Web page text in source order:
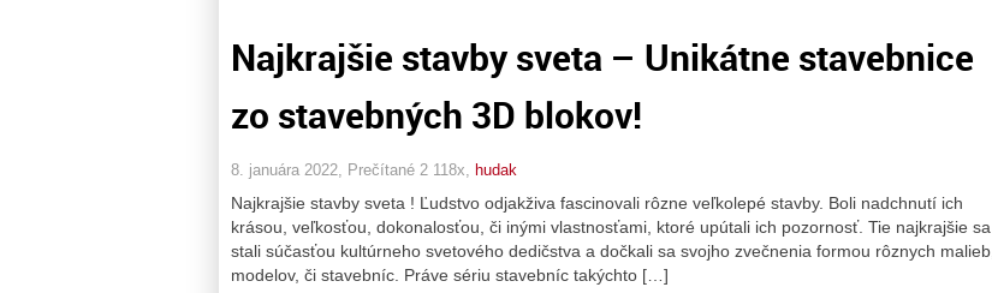
Najkrajšie stavby sveta – Unikátne stavebnice
zo stavebných 3D blokov!
8. januára 2022, Prečítané 2 118x, hudak
Najkrajšie stavby sveta ! Ľudstvo odjakživa fascinovali rôzne veľkolepé stavby. Boli nadchnutí ich
krásou, veľkosťou, dokonalosťou, či inými vlastnosťami, ktoré upútali ich pozornosť. Tie najkrajšie sa
stali súčasťou kultúrneho svetového dedičstva a dočkali sa svojho zvečnenia formou rôznych malieb,
modelov, či stavebníc. Práve sériu stavebníc takýchto […]